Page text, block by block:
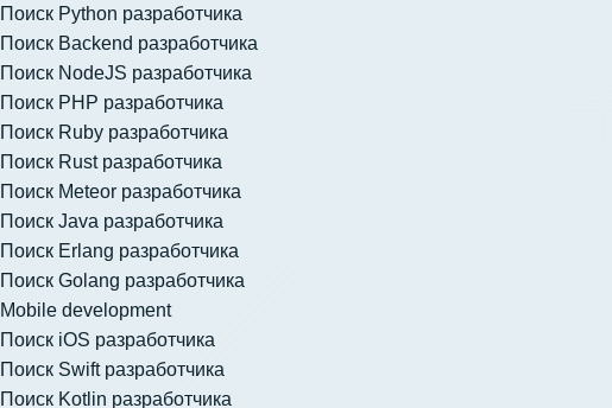
Поиск Python разработчика
Поиск Backend разработчика
Поиск NodeJS разработчика
Поиск PHP разработчика
Поиск Ruby разработчика
Поиск Rust разработчика
Поиск Meteor разработчика
Поиск Java разработчика
Поиск Erlang разработчика
Поиск Golang разработчика
Mobile development
Поиск iOS разработчика
Поиск Swift разработчика
Поиск Kotlin разработчика